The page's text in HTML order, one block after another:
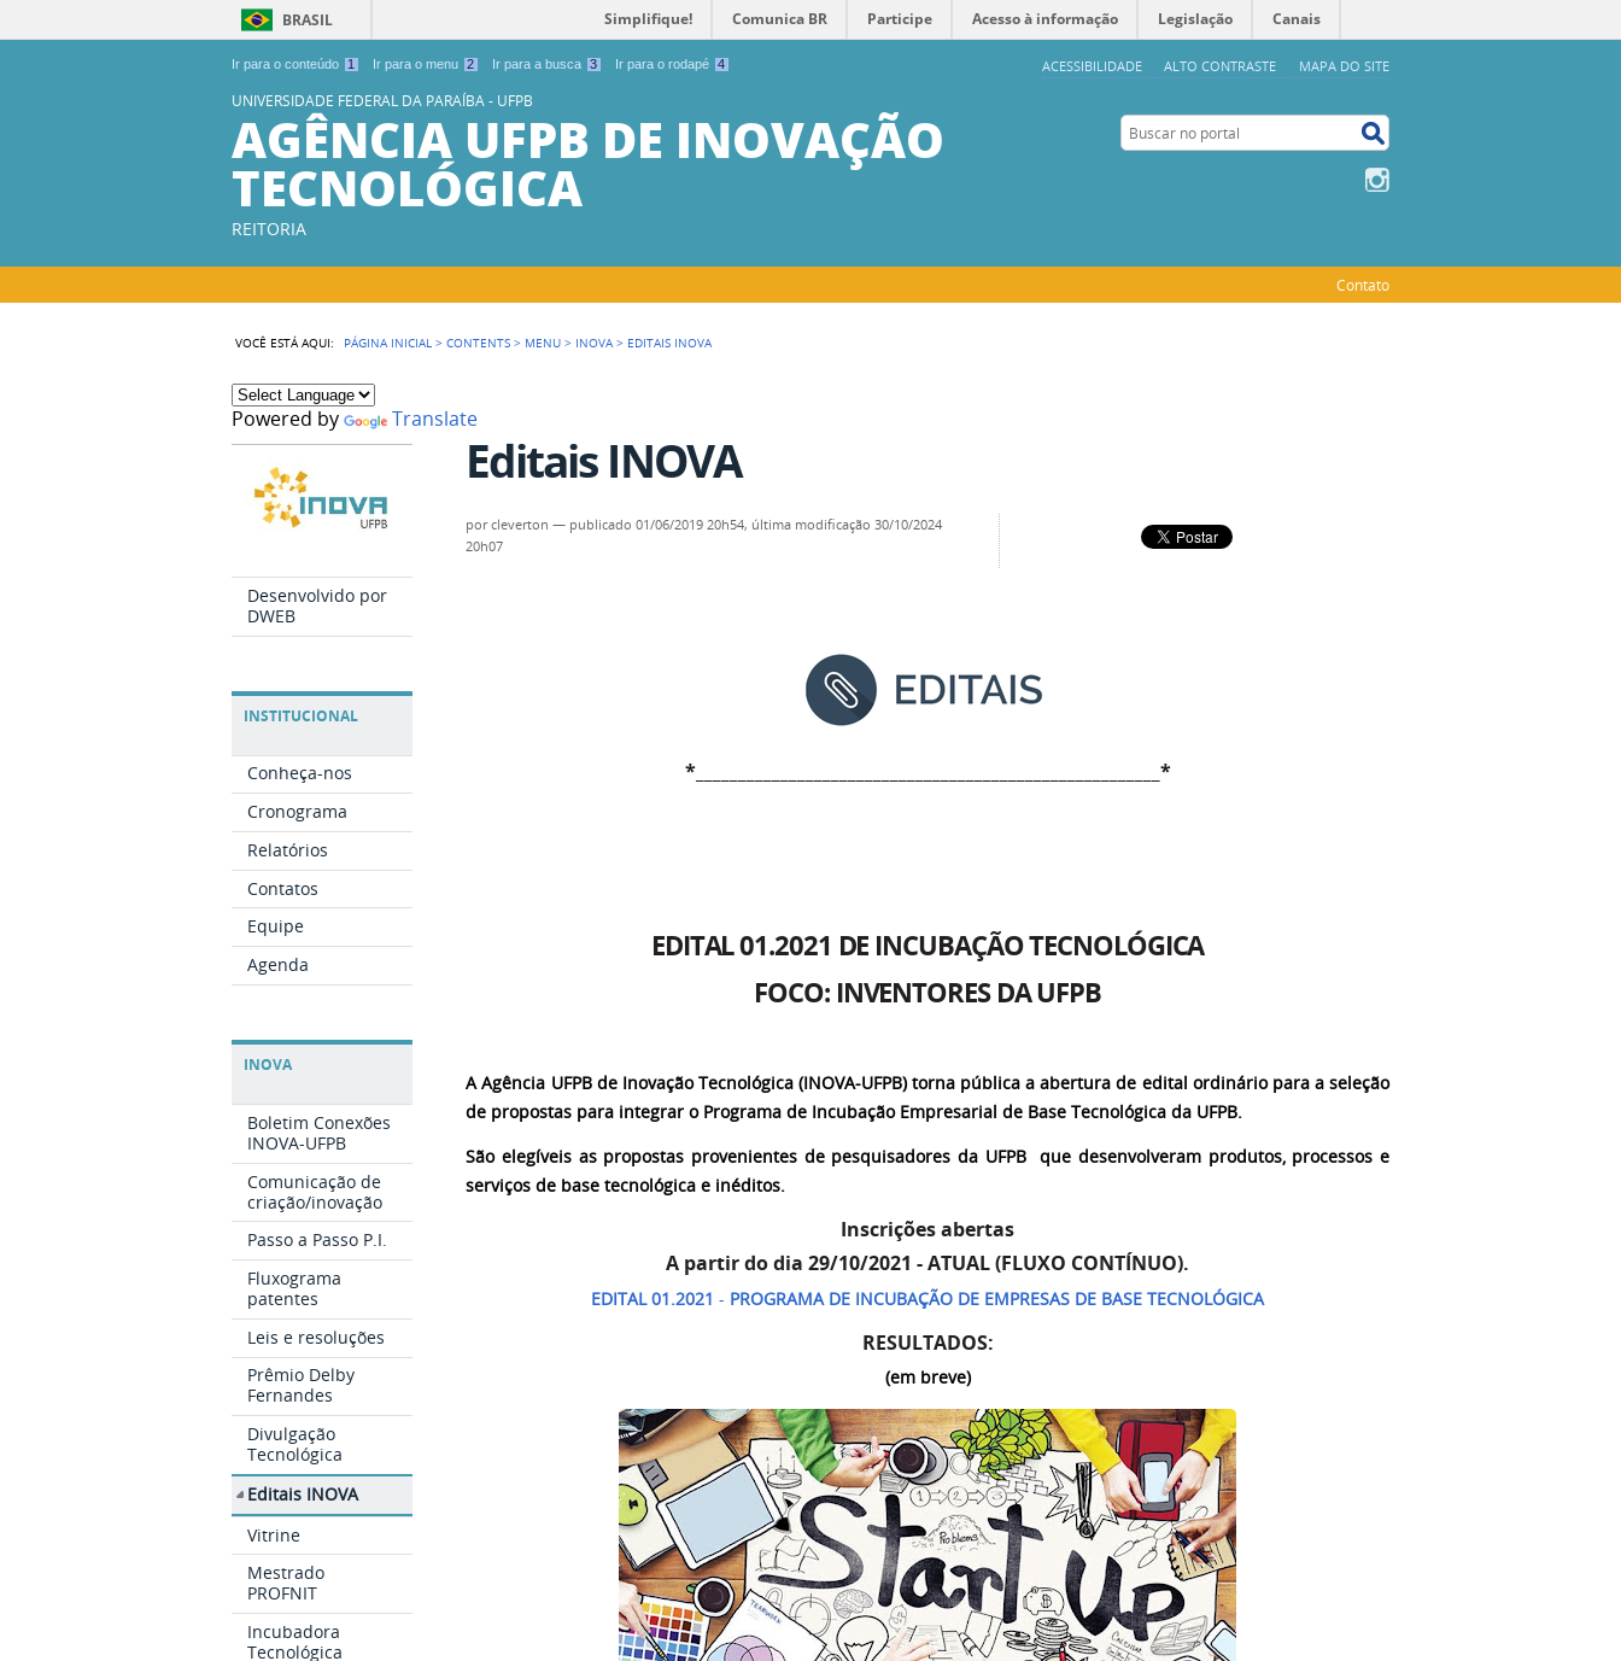
Ir para o conteúdo 1 Ir para o menu 2 Ir para a busca 3 Ir para o rodapé 4 ACESSIBILIDADE ALTO CONTRASTE MAPA DO SITE
BRASIL Simplifique! Comunica BR Participe Acesso à informação Legislação Canais
UNIVERSIDADE FEDERAL DA PARAÍBA - UFPB
AGÊNCIA UFPB DE INOVAÇÃO
TECNOLÓGICA
REITORIA
Buscar no portal
Contato
VOCÊ ESTÁ AQUI: PÁGINA INICIAL >CONTENTS > MENU > INOVA > EDITAIS INOVA
Powered by Translate
Desenvolvido por
DWEB
INSTITUCIONAL
Conheça-nos
Cronograma
Relatórios
Contatos
Equipe
Agenda
INOVA
Boletim Conexões
INOVA-UFPB
Comunicação de
criação/inovação
Passo a Passo P.I.
Fluxograma
patentes
Leis e resoluções
Prêmio Delby
Fernandes
Divulgação
Tecnológica
Editais INOVA
Vitrine
Mestrado
PROFNIT
Incubadora
Tecnológica
Editais INOVA
porcleverton — publicado 01/06/2019 20h54, última modificação 30/10/2024
20h07
*_______________________________________________________*
EDITAL 01.2021 DE INCUBAÇÃO TECNOLÓGICA
FOCO: INVENTORES DA UFPB
A Agência UFPB de Inovação Tecnológica (INOVA-UFPB) torna pública a abertura de edital ordináriopara a seleção
de propostas para integrar o Programa de Incubação Empresarial de Base Tecnológica da UFPB.
São elegíveis as propostas provenientes de pesquisadores da UFPB que desenvolveram produtos, processos e
serviços de base tecnológica e inéditos.
Inscrições abertas
A partir do dia 29/10/2021 - ATUAL (FLUXO CONTÍNUO).
EDITAL 01.2021 - PROGRAMA DE INCUBAÇÃO DE EMPRESAS DE BASE TECNOLÓGICA
RESULTADOS:
(em breve)